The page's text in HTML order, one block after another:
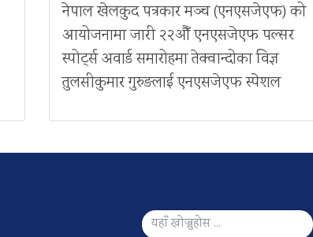
नेपाल खेलकुद पत्रकार मञ्च (एनएसजेएफ) को
आयोजनामा जारी २२औँ एनएसजेएफ पल्सर
स्पोर्ट्स अवार्ड समारोहमा तेक्वान्दोका विज्ञ
तुलसीकुमार गुरुङलाई एनएसजेएफ स्पेशल